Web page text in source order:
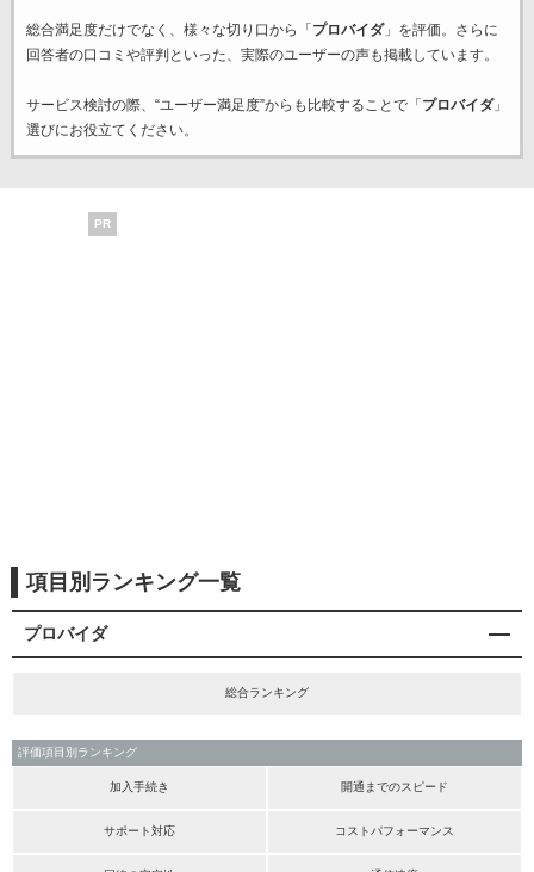
総合満足度だけでなく、様々な切り口から「 プロバイダ」を評価。さらに
回答者の口コミや評判といった、実際のユーザーの声も掲載しています。
サービス検討の際、“ユーザー満足度”からも比較することで「 プロバイダ」
選びにお役立てください。
PR
項目別ランキング一覧
プロバイダ
総合ランキング
評価項目別ランキング
加入手続き 開通までのスピード
サポート対応 コストパフォーマンス